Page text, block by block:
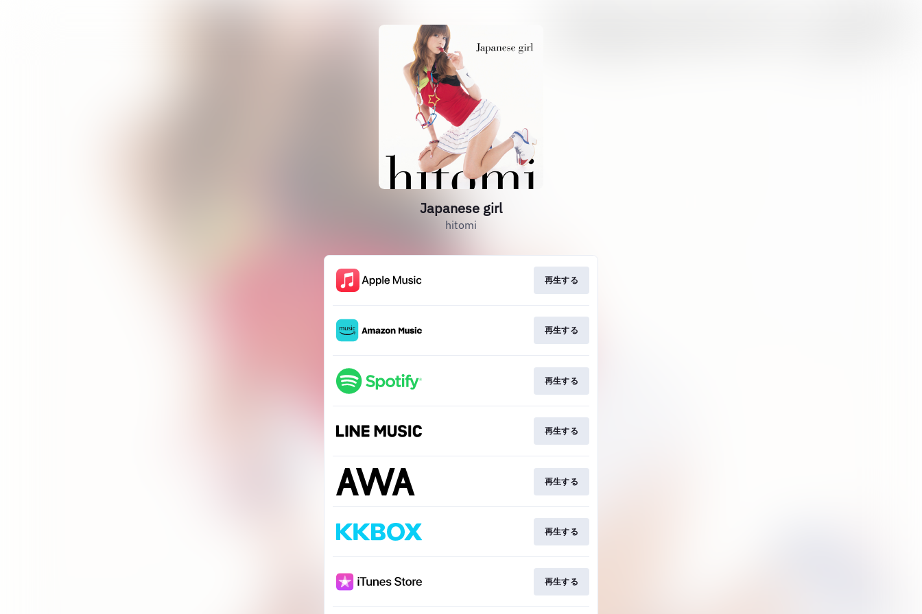
Japanese girl
hitomi
再生する
再生する
再生する
再生する
再生する
再生する
再生する